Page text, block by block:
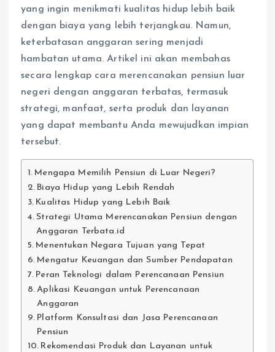
yang ingin menikmati kualitas hidup lebih baik
dengan biaya yang lebih terjangkau. Namun,
keterbatasan anggaran sering menjadi
hambatan utama. Artikel ini akan membahas
secara lengkap cara merencanakan pensiun luar
negeri dengan anggaran terbatas, termasuk
strategi, manfaat, serta produk dan layanan
yang dapat membantu Anda mewujudkan impian
tersebut.
Mengapa Memilih Pensiun di Luar Negeri?
Biaya Hidup yang Lebih Rendah
Kualitas Hidup yang Lebih Baik
Strategi Utama Merencanakan Pensiun dengan
Anggaran Terbata.id
Menentukan Negara Tujuan yang Tepat
Mengatur Keuangan dan Sumber Pendapatan
Peran Teknologi dalam Perencanaan Pensiun
Aplikasi Keuangan untuk Perencanaan
Anggaran
Platform Konsultasi dan Jasa Perencanaan
Pensiun
Rekomendasi Produk dan Layanan untuk